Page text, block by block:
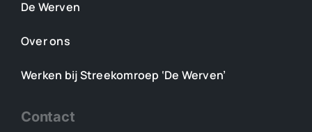
De Werven
Over ons
Werken bij Streekomroep ‘De Werven’
Contact